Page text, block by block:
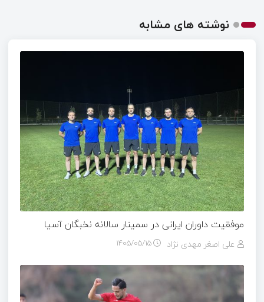
نوشته های مشابه
موفقیت داوران ایرانی در سمینار سالانه نخبگان آسیا
علی اصغر مهدی نژاد ۱۴۰۵/۰۵/۱۵